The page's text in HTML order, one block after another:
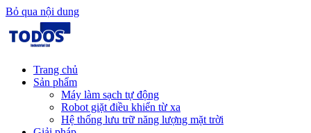
Bỏ qua nội dung
Trang chủ
Sản phẩm
Máy làm sạch tự động
Robot giặt điều khiển từ xa
Hệ thống lưu trữ năng lượng mặt trời